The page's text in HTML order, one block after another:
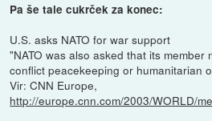
Pa še tale cukrček za konec:
U.S. asks NATO for war support
"NATO was also asked that its
conflict peacekeeping or humanitarian
Vir: CNN Europe,
http://europe.cnn.com/2003/WORLD/